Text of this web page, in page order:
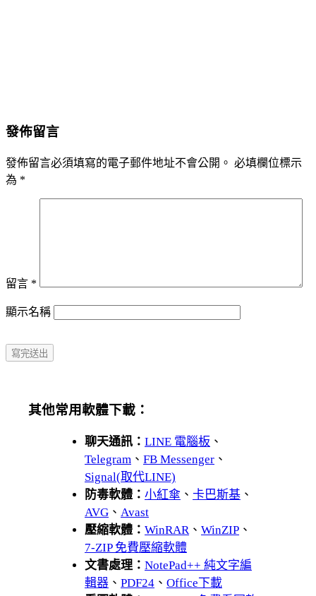
發佈留言
發佈留言必須填寫的電子郵件地址不會公開。 必填欄位標示
為 *
留言 *
顯示名稱
其他常用軟體下載：
聊天通訊： LINE 電腦板 、
Telegram 、 FB Messenger 、
Signal(取代LINE)
防毒軟體： 小紅傘 、 卡巴斯基 、
AVG 、 Avast
壓縮軟體： WinRAR、 WinZIP 、
7-ZIP 免費壓縮軟體
文書處理： NotePad++ 純文字編
輯器 、 PDF24 、 Office下載